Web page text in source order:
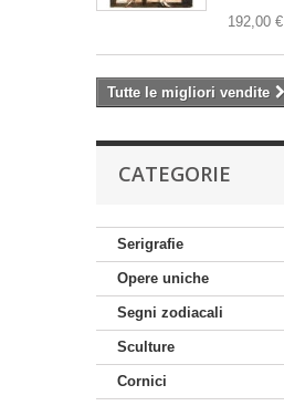
192,00 €
Tutte le migliori vendite
CATEGORIE
Serigrafie
Opere uniche
Segni zodiacali
Sculture
Cornici